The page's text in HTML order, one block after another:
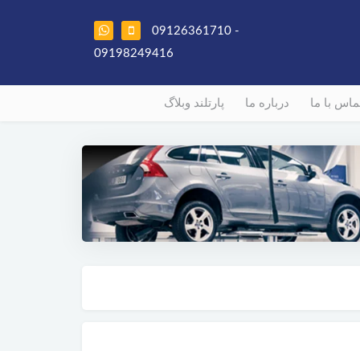
09126361710 -
09198249416
با ما درباره ما پارتلند وبلاگ